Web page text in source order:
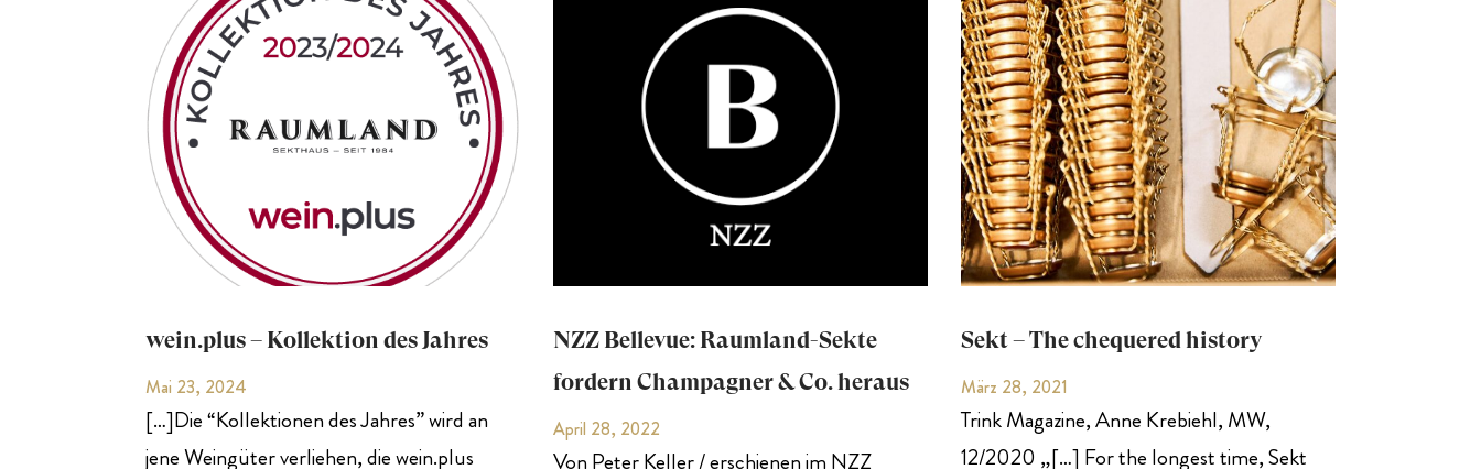
wein.plus – Kollektion des Jahres
Mai 23, 2024
[…]Die “Kollektionen des Jahres” wird an
jene Weingüter verliehen, die wein.plus
NZZ Bellevue: Raumland-Sekte
fordern Champagner & Co. heraus
April 28, 2022
Von Peter Keller / erschienen im NZZ
Sekt – The chequered history
März 28, 2021
Trink Magazine, Anne Krebiehl, MW,
12/2020 „[…] For the longest time, Sekt